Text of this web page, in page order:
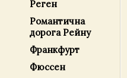
Реген
Романтична
дорога Рейну
Франкфурт
Фюссен